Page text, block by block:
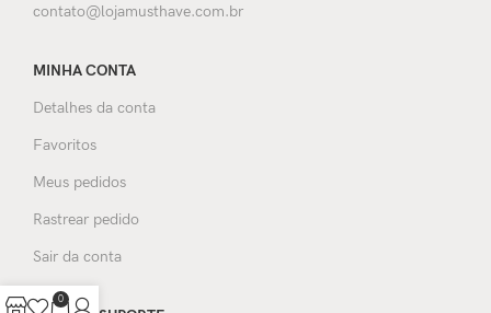
contato@lojamusthave.com.br
MINHA CONTA
Detalhes da conta
Favoritos
Meus pedidos
Rastrear pedido
Sair da conta
0